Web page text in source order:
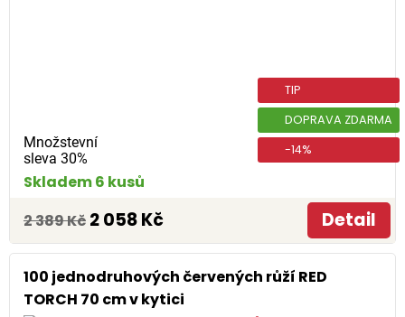
Množstevní
sleva 30%
TIP
DOPRAVA ZDARMA
-14%
Skladem 6 kusů
2 389 Kč 2 058 Kč Detail
100 jednodruhových červených růží RED
TORCH 70 cm v kytici